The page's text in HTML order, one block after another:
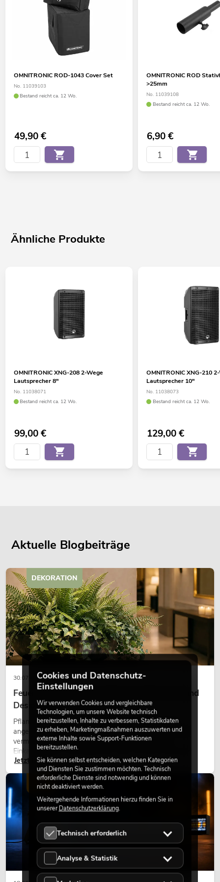
OMNITRONIC ROD-1043 Cover Set
No. 11039103
Bestand reicht ca. 12 Wo.
49,90€
OMNITRONIC ROD
>25mm
No. 11039108
Bestand reicht ca. 12 Wo.
6,90€
Ähnliche Produkte
OMNITRONIC XNG-208 2-Wege
Lautsprecher 8"
No. 11038071
Bestand reicht ca. 12 Wo.
99,00€
OMNITRONIC XNG-210
Lautsprecher 10"
No. 11038073
Bestand reicht ca. 12 Wo.
129,00€
Aktuelle Blogbeiträge
30.07.2026
Feuerhemmende Kunstpflanzen: Sicherheit und
Design perfekt kombiniert
Pflanzen machen Räume lebendig. Sie schaffen eine
angenehme Atmosphäre, verbessern das Ambiente und
vermitteln Natürlichkeit. Ob in Hotels, Restaurants,
Einkaufszentren, Bürogebäuden oder auf Messeständen:
eine hochwertige Begrünung gehört heute längst zum
modernen Raumkonzept.
Jetzt lesen
DEKORATION
LICHT
Cookies und Datenschutz-
Einstellungen
Wir verwenden Cookies und vergleichbare
Technologien, um unsere Website technisch
bereitzustellen, Inhalte zu verbessern, Statistikdaten
zu erheben, Marketingmaßnahmen auszuwerten und
externe Inhalte sowie Support-Funktionen
bereitzustellen.
Sie können selbst entscheiden, welchen Kategorien
und Diensten Sie zustimmen möchten. Technisch
erforderliche Dienste sind notwendig und können
nicht deaktiviert werden.
Weitergehende Informationen hierzu finden Sie in
unsererDatenschutzerklärung.
Technisch erforderlich
Analyse & Statistik